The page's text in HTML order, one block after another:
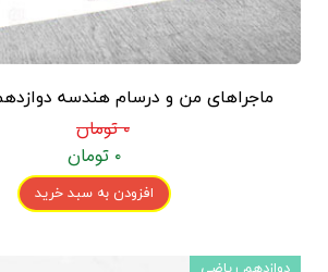
ماجراهای من و درسام هندسه
۰ تومان
۰ تومان
افزودن به سبد خرید